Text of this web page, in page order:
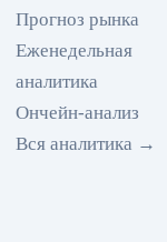
Прогноз рынка
Еженедельная
аналитика
Ончейн-анализ
Вся аналитика →